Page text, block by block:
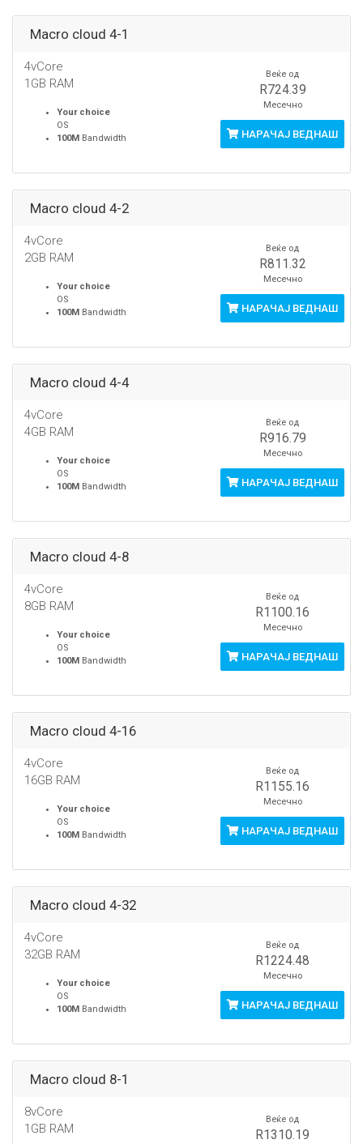
Macro cloud 4-1
4vCore
1GB RAM
Your choice
OS
100M Bandwidth
Веќе од
R724.39
Месечно
НАРАЧАЈ ВЕДНАШ
Macro cloud 4-2
4vCore
2GB RAM
Your choice
OS
100M Bandwidth
Веќе од
R811.32
Месечно
НАРАЧАЈ ВЕДНАШ
Macro cloud 4-4
4vCore
4GB RAM
Your choice
OS
100M Bandwidth
Веќе од
R916.79
Месечно
НАРАЧАЈ ВЕДНАШ
Macro cloud 4-8
4vCore
8GB RAM
Your choice
OS
100M Bandwidth
Веќе од
R1100.16
Месечно
НАРАЧАЈ ВЕДНАШ
Macro cloud 4-16
4vCore
16GB RAM
Your choice
OS
100M Bandwidth
Веќе од
R1155.16
Месечно
НАРАЧАЈ ВЕДНАШ
Macro cloud 4-32
4vCore
32GB RAM
Your choice
OS
100M Bandwidth
Веќе од
R1224.48
Месечно
НАРАЧАЈ ВЕДНАШ
Macro cloud 8-1
8vCore
1GB RAM
Веќе од
R1310.19